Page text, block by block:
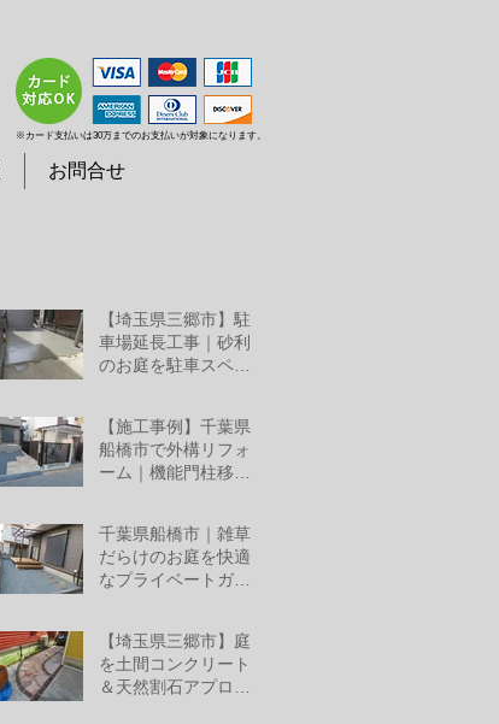
※カード支払いは30万までのお支払いが対象になります。
お問合せ
【埼玉県三郷市】駐
車場延長工事｜砂利
のお庭を駐車スペー
【施工事例】千葉県
船橋市で外構リフォ
ーム｜機能門柱移
ミ レジリアフェンス
設置工事
千葉県船橋市｜雑草
だらけのお庭を快適
なプライベートガー
【埼玉県三郷市】庭
を土間コンクリート
＆天然割石アプロー